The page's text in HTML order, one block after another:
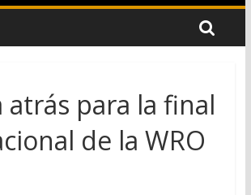
atrás para la final
de la WRO